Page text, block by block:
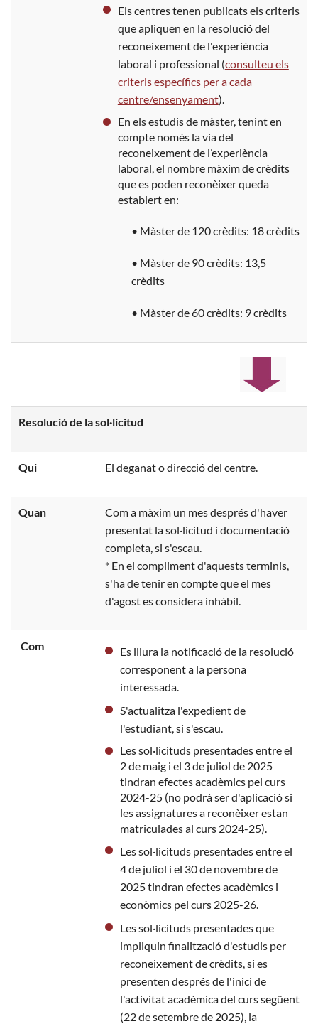
Els centres tenen publicats els criteris
que apliquen en la resolució del
reconeixement de l'experiència
laboral i professional (consulteu els
criteris específics per a cada
centre/ensenyament).
En els estudis de màster, tenint en
compte només la via del
reconeixement de l’experiència
laboral, el nombre màxim de crèdits
que es poden reconèixer queda
establert en:
• Màster de 120 crèdits: 18 crèdits
• Màster de 90 crèdits: 13,5
crèdits
• Màster de 60 crèdits: 9 crèdits
Resolució de la sol·licitud
Qui El deganat o direcció del centre.
Quan
Com a màxim un mes després d'haver
presentat la sol·licitud i documentació
completa, si s'escau.
* En el compliment d'aquests terminis,
s'ha de tenir en compte que el mes
d'agost es considera inhàbil.
Com
Es lliura la notificació de la resolució
corresponent a la persona
interessada.
S'actualitza l'expedient de
l'estudiant, si s'escau.
Les sol·licituds presentades entre el
2 de maig i el 3 de juliol de 2025
tindran efectes acadèmics pel curs
2024-25 (no podrà ser d'aplicació si
les assignatures a reconèixer estan
matriculades al curs 2024-25).
Les sol·licituds presentades entre el
4 de juliol i el 30 de novembre de
2025 tindran efectes acadèmics i
econòmics pel curs 2025-26.
Les sol·licituds presentades que
impliquin finalització d'estudis per
reconeixement de crèdits, si es
presenten després de l'inici de
l'activitat acadèmica del curs següent
(22 de setembre de 2025), la